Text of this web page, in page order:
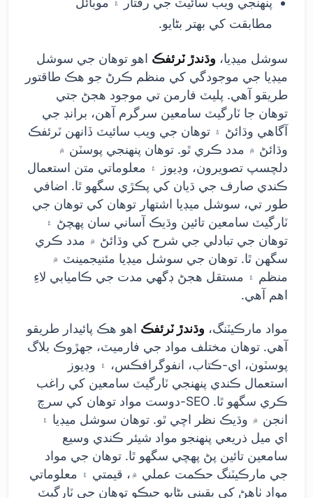
مطابقت کي بهتر بڻايو.
سوشل ميڊيا، وڌندڙ ٽرئفڪ اهو توهان جي سوشل
ميڊيا جي موجودگي کي منظم ڪرڻ جو هڪ طاقتور
طريقو آهي. پليٽ فارمن تي موجود هجڻ جتي
توهان جا ٽارگيٽ سامعين سرگرم آهن، برانڊ جي
آگاهي وڌائڻ ۽ توهان جي ويب سائيٽ ڏانهن ٽرئفڪ
وڌائڻ ۾ مدد ڪري ٿو. توهان پنهنجي پوسٽن ۾
دلچسپ تصويرون، وڊيوز ۽ معلوماتي متن استعمال
ڪندي صارف جي ڌيان کي پڪڙي سگهو ٿا. اضافي
طور تي، سوشل ميڊيا اشتهار توهان کي توهان جي
ٽارگيٽ سامعين تائين وڌيڪ آساني سان پهچڻ ۽
توهان جي تبادلي جي شرح کي وڌائڻ ۾ مدد ڪري
سگهن ٿا. توهان جي سوشل ميڊيا مئنيجمينٽ ۾
منظم ۽ مستقل هجڻ ڊگهي مدت جي ڪاميابي لاءِ
اهم آهي.
مواد مارڪيٽنگ، وڌندڙ ٽرئفڪ اهو هڪ پائيدار طريقو
آهي. توهان مختلف مواد جي فارميٽ، جهڙوڪ بلاگ
پوسٽون، اي-ڪتاب، انفوگرافڪس، ۽ وڊيوز
استعمال ڪندي پنهنجي ٽارگيٽ سامعين کي راغب
ڪري سگهو ٿا. SEO-دوست مواد توهان کي سرچ
انجن ۾ وڌيڪ نظر اچي ٿو. توهان سوشل ميڊيا ۽
اي ميل ذريعي پنهنجو مواد شيئر ڪندي وسيع
سامعين تائين پڻ پهچي سگهو ٿا. توهان جي مواد
جي مارڪيٽنگ حڪمت عملي ۾، قيمتي ۽ معلوماتي
مواد ٺاهڻ کي يقيني بڻايو جيڪو توهان جي ٽارگيٽ